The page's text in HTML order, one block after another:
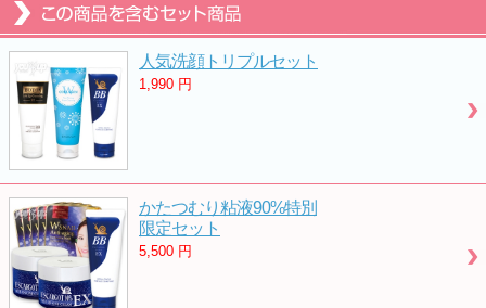
人気洗顔トリプルセット
1,990 円
かたつむり粘液90%特別
限定セット
5,500 円